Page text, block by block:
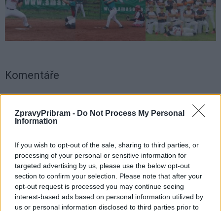
ZpravyPribram - Do Not Process My Personal
Information
If you wish to opt-out of the sale, sharing to third parties, or
processing of your personal or sensitive information for
targeted advertising by us, please use the below opt-out
section to confirm your selection. Please note that after your
opt-out request is processed you may continue seeing
interest-based ads based on personal information utilized by
us or personal information disclosed to third parties prior to
Komentáře